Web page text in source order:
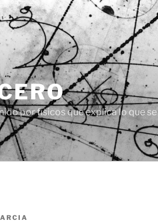
por físicos que explica lo que